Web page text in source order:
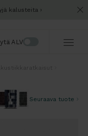
kalusteita
ALV
Seuraava tuote